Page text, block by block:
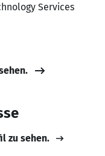
Services
zu sehen.